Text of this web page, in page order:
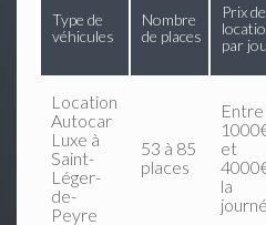
Type de
véhicules
Nombre
de places
Prix
par
Location
Autocar
Luxe à
Saint-
Léger-
de-
Peyre
53 à 85
places
Entre
et
la